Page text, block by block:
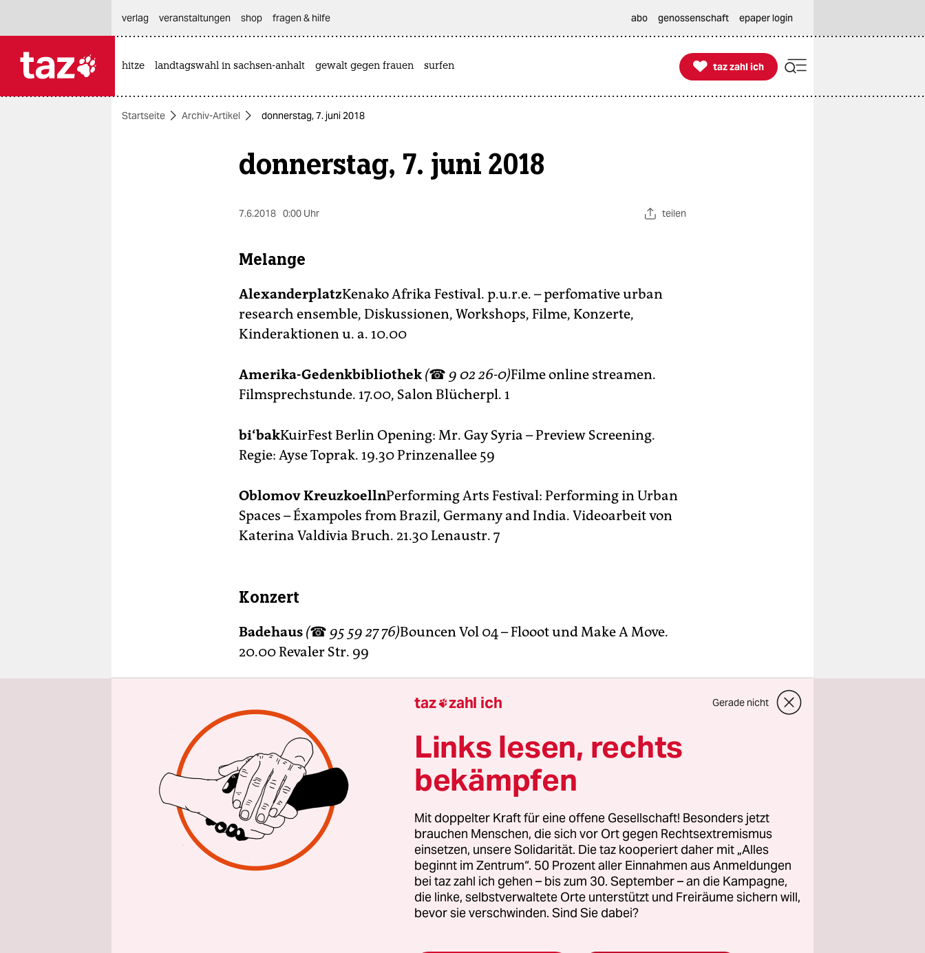
themen
verlag
veranstaltungen shop fragen & hilfe abo genossenschaft epaper login
hitze landtagswahl in sachsen-anhalt gewalt gegen frauen surfen 
taz zahl ich
taz zahl ich
Startseite Archiv-Artikel donnerstag, 7. juni 2018
donnerstag, 7. juni 2018
7.6.2018 0:00 Uhr teilen
Melange
AlexanderplatzKenako Afrika Festival. p.u.r.e. – perfomative urban
research ensemble, Diskussionen, Workshops, Filme, Konzerte,
Kinderaktionen u. a. 10.00
Amerika-Gedenkbibliothek (☎ 9 02 26-0)Filme online streamen.
Filmsprechstunde. 17.00, Salon Blücherpl. 1
bi‘bakKuirFest Berlin Opening: Mr. Gay Syria – Preview Screening.
Regie: Ayse Toprak. 19.30 Prinzenallee 59
Oblomov KreuzkoellnPerforming Arts Festival: Performing in Urban
Spaces – Éxampoles from Brazil, Germany and India. Videoarbeit von
Katerina Valdivia Bruch. 21.30 Lenaustr. 7
Konzert
Badehaus (☎ 95 59 27 76)Bouncen Vol 04 – Flooot und Make A Move.
20.00 Revaler Str. 99
Laura Hoo. Bluesy Nordic Folk.
19.00 Prenzlauer Allee 6
Helene-Nathan-Bibliothek (☎ 902 39 43 42)Sing, Sing, Sing, when
you sing you´ve got to swing: Fleeting Glance. Chor. 18.00 Karl-Marx-
Str. 66
Hochschule für Musik Hanns Eisler (☎203 09 21 01)Voice Day:
Gesang- und Regiestudierende, Ltg. Prof. Scot Weir. Werke von
Bernstein, Cesti, Hensel u. a. 18.00, 19.30, Studiosaal Charlottenstr. 55
Andrea Gibson. Spoken Word & Music. 20.00
taz zahl ich Gerade nicht
Links lesen, rechts
bekämpfen
Mit doppelter Kraft für eine offene Gesellschaft! Besonders jetzt
brauchen Menschen, die sich vor Ort gegen Rechtsextremismus
einsetzen, unsere Solidarität. Die taz kooperiert daher mit „Alles
beginnt im Zentrum“. 50 Prozent aller Einnahmen aus Anmeldungen
bei taz zahl ich gehen – bis zum 30. September – an die Kampagne,
die linke, selbstverwaltete Orte unterstützt und Freiräume sichern will,
bevor sie verschwinden. Sind Sie dabei?